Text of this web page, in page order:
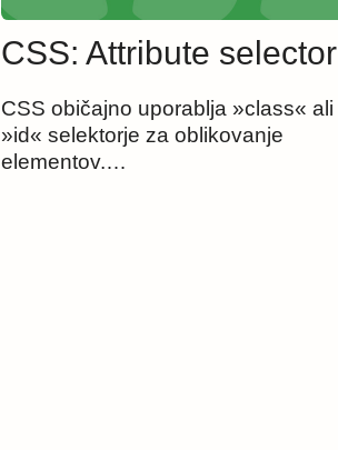
CSS: Attribute selector
CSS običajno uporablja »class« ali
»id« selektorje za oblikovanje
elementov.…